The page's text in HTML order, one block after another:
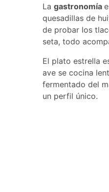
La gastronomía
quesadillas de
de probar los
seta, todo
El plato estrella
ave se cocina
fermentado del
un perfil único.